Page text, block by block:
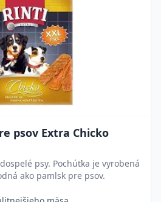
psov Extra Chicko
psy. Pochúťka je vyrobená
ako pamlsk pre psov.